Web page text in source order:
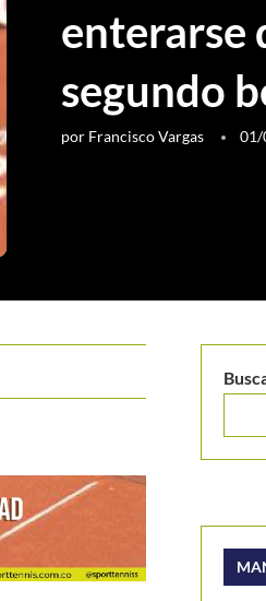
enterarse
segundo
por Francisco Vargas 01/